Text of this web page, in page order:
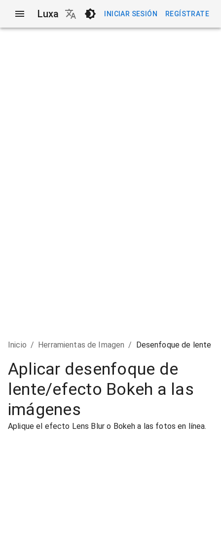
Luxa INICIAR SESIÓN REGÍSTRATE
Inicio / Herramientas de Imagen / Desenfoque de lente
Aplicar desenfoque de
lente/efecto Bokeh a las
imágenes
Aplique el efecto Lens Blur o Bokeh a las fotos en línea.